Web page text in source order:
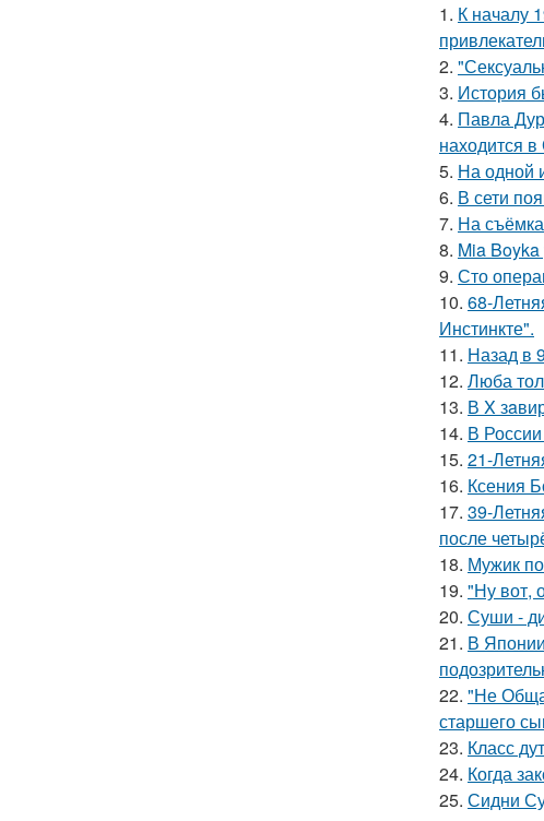
1. К началу
2.
3. История
4. Павла
находится
5. На одной
6. В сети
7. На
8. Mia
9. Сто
10. 68-
Инстинкте".
11. Назад в
12. Люба
13. В X
14. В
15. 21-
16. Ксения
17. 39-
после
18. Мужик
19. "Ну вот,
20. Суши -
21. В
22. "Не
старшего
23. Класс
24. Когда
25. Сидни